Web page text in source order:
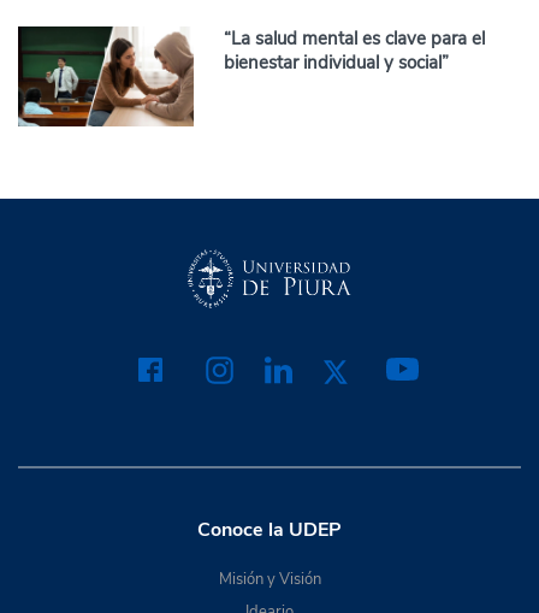
“La salud mental es clave para el
bienestar individual y social”
Conoce la UDEP
Misión y Visión